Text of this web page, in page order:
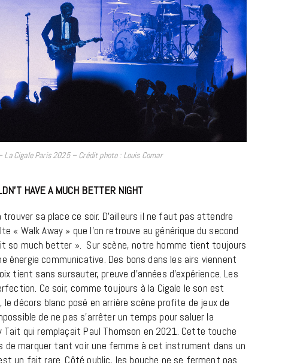
La Cigale Paris 2025 – Crédit photo : Louis Comar
HAVE A MUCH BETTER NIGHT
trouver sa place ce soir. D’ailleurs il ne faut pas attendre
« Walk Away » que l’on retrouve au générique du second
it so much better ». Sur scène, notre homme tient toujours
énergie communicative. Des bons dans les airs viennent
tient sans sursauter, preuve d’années d’expérience. Les
Ce soir, comme toujours à la Cigale le son est
décors blanc posé en arrière scène profite de jeux de
de ne pas s’arrêter un temps pour saluer la
Tait qui remplaçait Paul Thomson en 2021. Cette touche
de marquer tant voir une femme à cet instrument dans un
un fait rare. Côté public, les bouche ne se ferment pas.
18 FÉVRIER 2021